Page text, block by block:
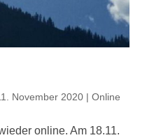
November 2020| Online
online. Am 18.11.